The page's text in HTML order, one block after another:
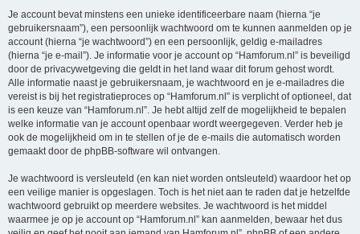
Je account bevat minstens een unieke identificeerbare naam (hierna “je
gebruikersnaam”), een persoonlijk wachtwoord om te kunnen aanmelden op je
account (hierna “je wachtwoord”) en een persoonlijk, geldig e-mailadres
(hierna “je e-mail”). Je informatie voor je account op “Hamforum.nl” is beveiligd
door de privacywetgeving die geldt in het land waar dit forum gehost wordt.
Alle informatie naast je gebruikersnaam, je wachtwoord en je e-mailadres die
vereist is bij het registratieproces op “Hamforum.nl” is verplicht of optioneel, dat
is een keuze van “Hamforum.nl”. Je hebt altijd zelf de mogelijkheid te bepalen
welke informatie van je account openbaar wordt weergegeven. Verder heb je
ook de mogelijkheid om in te stellen of je de e-mails die automatisch worden
gemaakt door de phpBB-software wil ontvangen.
Je wachtwoord is versleuteld (en kan niet worden ontsleuteld) waardoor het op
een veilige manier is opgeslagen. Toch is het niet aan te raden dat je hetzelfde
wachtwoord gebruikt op meerdere websites. Je wachtwoord is het middel
waarmee je op je account op “Hamforum.nl” kan aanmelden, bewaar het dus